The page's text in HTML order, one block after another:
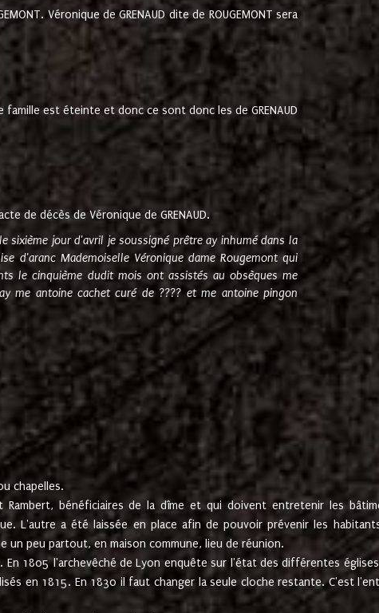
Véronique de GRENAUD dite de ROUGEMONT sera
est éteinte et donc ce sont donc les de GRENAUD
de décès de Véronique de GRENAUD.
sixième jour d'avril je soussigné prêtre ay inhumé dans la
d'aranc Mademoiselle Véronique dame Rougemont qui
le cinquième dudit mois ont assistés au obsèques me
me antoine cachet curé de ???? et me antoine pingon
chapelles.
bénéficiaires de la dîme et qui doivent entretenir les
L'autre a été laissée en place afin de pouvoir prévenir les
un peu partout, en maison commune, lieu de réunion.
1805 l'archevêché de Lyon enquête sur l'état des différentes
en 1815. En 1830 il faut changer la seule cloche restante. C'est